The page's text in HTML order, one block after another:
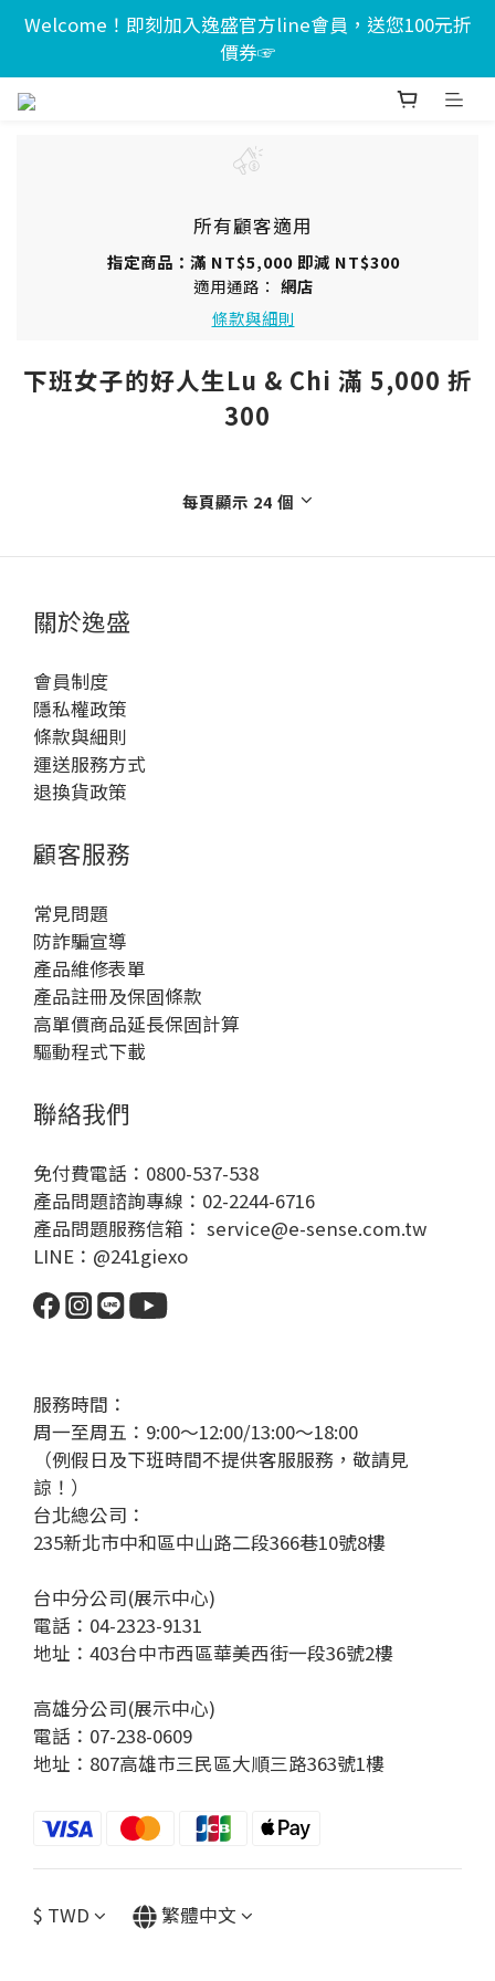
Welcome！即刻加入逸盛官方line會員，送您100元折
價券☞
所有顧客適用
指定商品：滿 NT$5,000 即減 NT$300
適用通路： 網店
條款與細則
下班女子的好人生Lu & Chi 滿 5,000 折
300
每頁顯示 24 個
關於逸盛
會員制度
隱私權政策
條款與細則
運送服務方式
退換貨政策
顧客服務
常見問題
防詐騙宣導
產品維修表單
產品註冊及保固條款
高單價商品延長保固計算
驅動程式下載
聯絡我們
免付費電話：0800-537-538
產品問題諮詢專線：02-2244-6716
產品問題服務信箱： service@e-sense.com.tw
LINE：@241giexo
服務時間：
周一至周五：9:00～12:00/13:00～18:00
（例假日及下班時間不提供客服服務，敬請見
諒！）
台北總公司：
235新北市中和區中山路二段366巷10號8樓
台中分公司(展示中心)
電話：04-2323-9131
地址：403台中市西區華美西街一段36號2樓
高雄分公司(展示中心)
電話：07-238-0609
地址：807高雄市三民區大順三路363號1樓
$ TWD 繁體中文